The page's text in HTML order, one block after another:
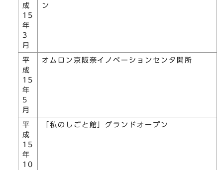
成
15
年
3
月
ン
平
成
15
年
5
月
オムロン京阪奈イノベーションセンタ開所
平
成
15
年
10
「私のしごと館」グランドオープン